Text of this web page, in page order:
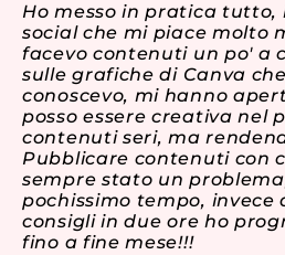
Ho messo in pratica tutto,
social che mi piace molto
facevo contenuti un po' a
sulle grafiche di Canva
conoscevo, mi hanno
posso essere creativa nel
contenuti seri, ma
Pubblicare contenuti con
sempre stato un
pochissimo tempo,
consigli in due ore ho
fino a fine mese!!!